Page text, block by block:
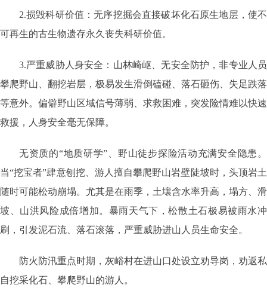
2.损毁科研价值：无序挖掘会直接破坏化石原生地层，使不
可再生的古生物遗存永久丧失科研价值。
3.严重威胁人身安全：山林崎岖、无安全防护，非专业人员
攀爬野山、翻挖岩层，极易发生滑倒磕碰、落石砸伤、失足跌落
等意外。偏僻野山区域信号薄弱、求救困难，突发险情难以快速
救援，人身安全毫无保障。
无资质的“地质研学”、野山徒步探险活动充满安全隐患。
当“挖宝者”肆意刨挖、游人擅自攀爬野山岩壁陡坡时，头顶岩土
随时可能松动崩塌。尤其是在雨季，土壤含水率升高，塌方、滑
坡、山洪风险成倍增加。暴雨天气下，松散土石极易被雨水冲
刷，引发泥石流、落石滚落，严重威胁进山人员生命安全。
防火防汛重点时期，灰峪村在进山口处设立劝导岗，劝返私
自挖采化石、攀爬野山的游人。